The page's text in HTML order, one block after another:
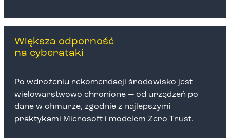
Większa odporność
na cyberataki
Po wdrożeniu rekomendacji środowisko jest
wielowarstwowo chronione — od urządzeń po
dane w chmurze, zgodnie z najlepszymi
praktykami Microsoft i modelem Zero Trust.